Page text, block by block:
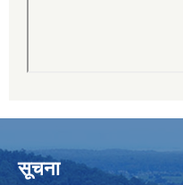
सूचना